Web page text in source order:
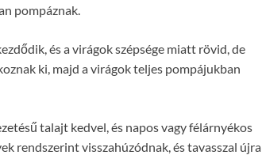
pompáznak.
és a virágok szépsége miatt rövid, de
ki, majd a virágok teljes pompájukban
talajt kedvel, és napos vagy félárnyékos
rendszerint visszahúzódnak, és tavasszal újra